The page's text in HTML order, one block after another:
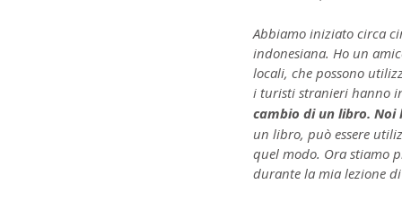
Abbiamo iniziato circa
indonesiana. Ho un
locali, che possono
i turisti stranieri hanno
cambio di un libro. Noi
un libro, può essere
quel modo. Ora stiamo
durante la mia lezione